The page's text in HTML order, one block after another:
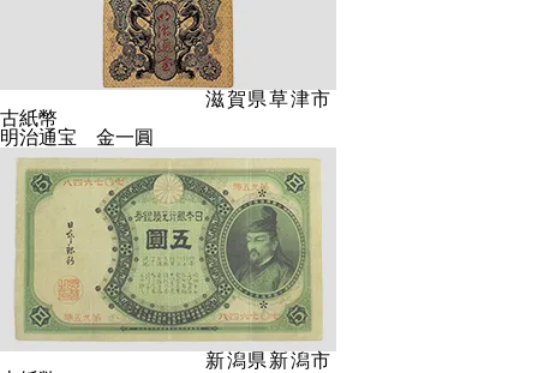
滋賀県草津市
古紙幣
明治通宝 金一圓
新潟県新潟市